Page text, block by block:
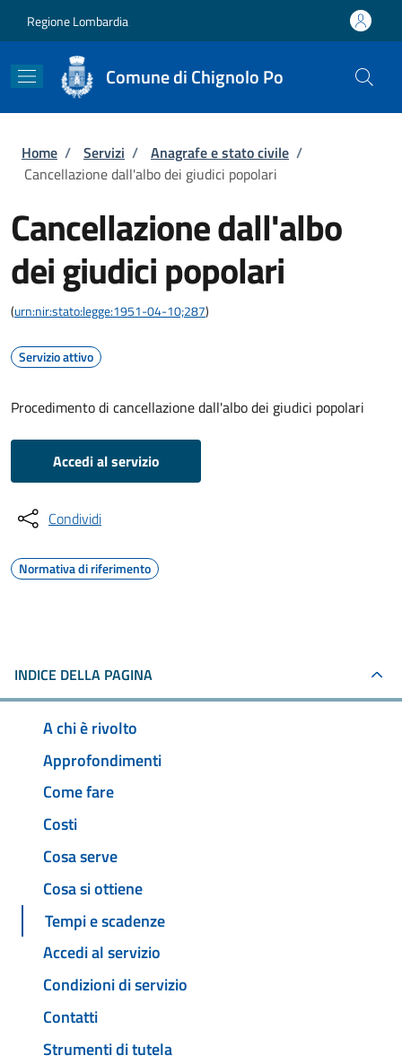
Regione Lombardia
Comune di Chignolo Po
Briciole di pane
Home / Servizi / Anagrafe e stato civile /
Cancellazione dall'albo dei giudici popolari
Cancellazione dall'albo
dei giudici popolari
(urn:nir:stato:legge:1951-04-10;287)
Servizio attivo
Procedimento di cancellazione dall'albo dei giudici popolari
Accedi al servizio
Condividi
Normativa di riferimento
INDICE DELLA PAGINA
A chi è rivolto
Approfondimenti
Come fare
Costi
Cosa serve
Cosa si ottiene
Tempi e scadenze
Accedi al servizio
Condizioni di servizio
Contatti
Strumenti di tutela